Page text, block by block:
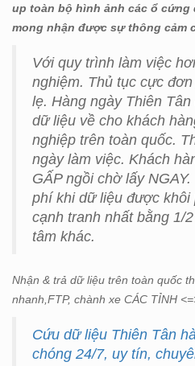
up toàn bộ hình ảnh các ổ cứng
mong nhận được sự thông cảm
Với quy trình làm việc
nghiệm. Thủ tục cực
lẹ. Hàng ngày Thiên
dữ liệu về cho khách
nghiệp trên toàn quốc.
ngày làm việc. Khách
GẤP ngồi chờ lấy
phí khi dữ liệu được khôi
cạnh tranh nhất bằng 1/
tâm khác.
Nhận & trả dữ liệu trên toàn quốc
nhanh,FTP, chành xe CÁC TỈNH
Cứu dữ liệu Thiên Tân
chóng 24/7, uy tín,